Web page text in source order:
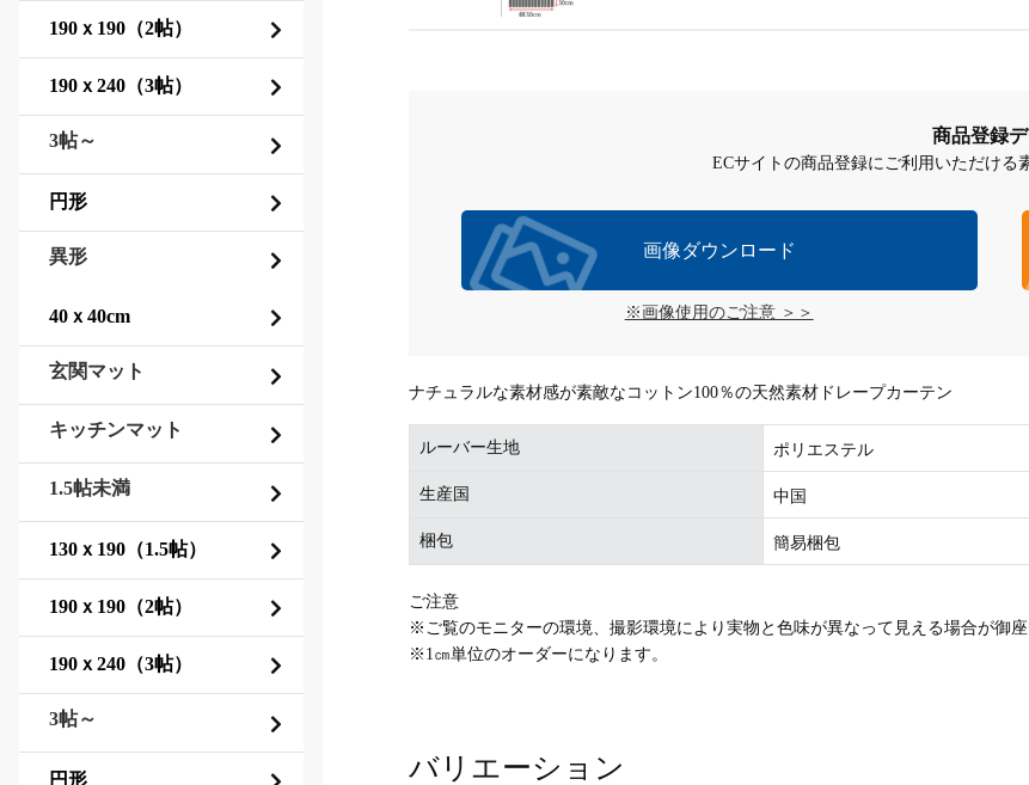
3帖～
異形
玄関マット
キッチンマット
1.5帖未満
3帖～
商品登録
ECサイトの商品登録にご利用いただける
画像ダウンロード
※画像使用のご注意 ＞＞
ナチュラルな素材感が素敵なコットン100％の天然素材ドレープカーテン
ルーバー生地 ポリエステル
生産国 中国
梱包 簡易梱包
ご注意
※ご覧のモニターの環境、撮影環境により実物と色味が異なって見える場合が御座
※1㎝単位のオーダーになります。
バリエーション